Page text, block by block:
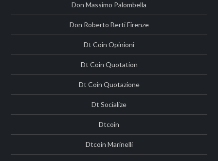
Don Massimo Palombella
Don Roberto Berti Firenze
Dt Coin Opinioni
Dt Coin Quotation
Dt Coin Quotazione
Dt Socialize
Dtcoin
Dtcoin Marinelli